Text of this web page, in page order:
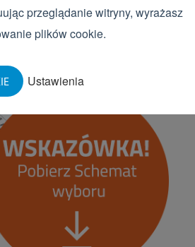
przeglądanie witryny, wyrażasz
plików cookie.
Ustawienia